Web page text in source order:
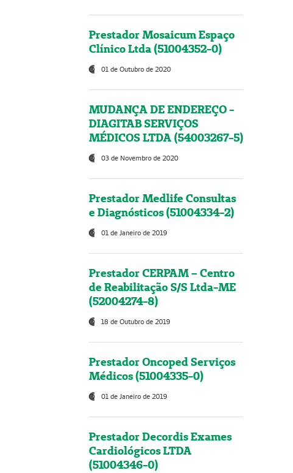
Prestador Mosaicum Espaço
Clínico Ltda (51004352-0)
01 de Outubro de 2020
MUDANÇA DE ENDEREÇO -
DIAGITAB SERVIÇOS
MÉDICOS LTDA (54003267-5)
03 de Novembro de 2020
Prestador Medlife Consultas
e Diagnósticos (51004334-2)
01 de Janeiro de 2019
Prestador CERPAM – Centro
de Reabilitação S/S Ltda-ME
(52004274-8)
18 de Outubro de 2019
Prestador Oncoped Serviços
Médicos (51004335-0)
01 de Janeiro de 2019
Prestador Decordis Exames
Cardiológicos LTDA
(51004346-0)